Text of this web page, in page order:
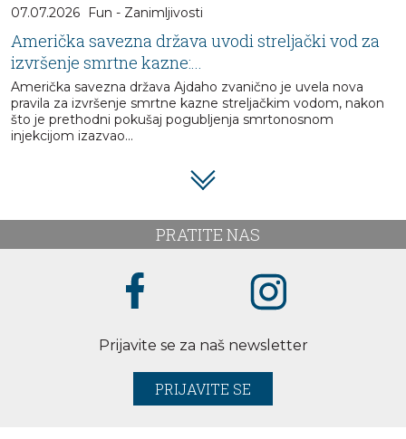
07.07.2026 Fun - Zanimljivosti
Američka savezna država uvodi streljački vod za
izvršenje smrtne kazne:...
Američka savezna država Ajdaho zvanično je uvela nova
pravila za izvršenje smrtne kazne streljačkim vodom, nakon
što je prethodni pokušaj pogubljenja smrtonosnom
injekcijom izazvao...
PRATITE NAS
Prijavite se za naš newsletter
PRIJAVITE SE